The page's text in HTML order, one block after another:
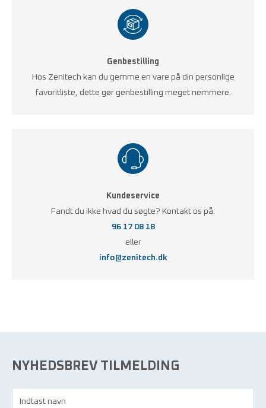
Genbestilling
Hos Zenitech kan du gemme en vare på din personlige
favoritliste, dette gør genbestilling meget nemmere.
Kundeservice
Fandt du ikke hvad du søgte? Kontakt os på:
96 17 08 18
eller
info@zenitech.dk
NYHEDSBREV TILMELDING